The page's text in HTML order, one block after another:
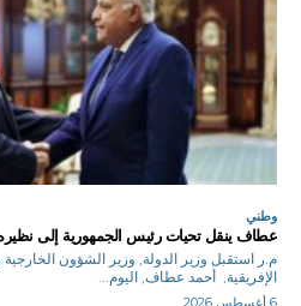
وطني
عطاف ينقل تحيات رئيس الجمهورية إلى نظيره
م.ر استقبل وزير الدولة, وزير الشؤون
الإفريقية, أحمد عطاف, اليوم...
6 أغسطس 2026